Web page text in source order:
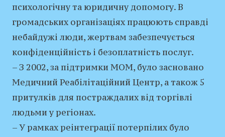
психологічну та юридичну допомогу. В
громадських організаціях працюють справді
небайдужі люди, жертвам забезпечується
конфіденційність і безоплатність послуг.
– З 2002, за підтримки МОМ, було засновано
Медичний Реабілітаційний Центр, а також 5
притулків для постраждалих від торгівлі
людьми у регіонах.
– У рамках реінтеграції потерпілих було